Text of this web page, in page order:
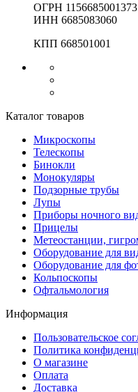
ОГРН 1156685001373
ИНН 6685083060
КПП 668501001
Каталог товаров
Микроскопы
Телескопы
Бинокли
Монокуляры
Подзорные трубы
Лупы
Приборы ночного
Прицелы
Метеостанции,
Оборудование для
Оборудование для
Кольпоскопы
Офтальмология
Информация
Пользовательское
Политика
О магазине
Оплата
Доставка